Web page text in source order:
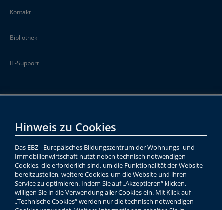
Kontakt
Bibliothek
IT-Support
Hinweis zu Cookies
Das EBZ - Europäisches Bildungszentrum der Wohnungs- und
Immobilienwirtschaft nutzt neben technisch notwendigen
Cookies, die erforderlich sind, um die Funktionalität der Website
bereitzustellen, weitere Cookies, um die Website und ihren
Service zu optimieren. Indem Sie auf „Akzeptieren“ klicken,
willigen Sie in die Verwendung aller Cookies ein. Mit Klick auf
„Technische Cookies“ werden nur die technisch notwendigen